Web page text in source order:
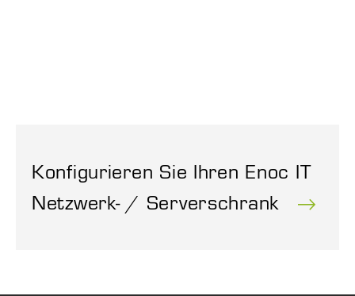
Konfigurieren Sie Ihren Enoc IT
Netzwerk- / Serverschrank